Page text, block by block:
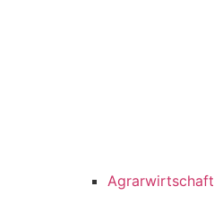
Agrarwirtschaft